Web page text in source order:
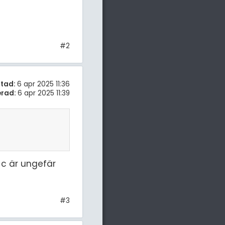
#2
6 apr 2025 11:36
6 apr 2025 11:39
är ungefär
#3